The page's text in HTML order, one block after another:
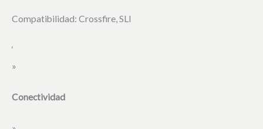
Compatibilidad: Crossfire, SLI
‘
»
Conectividad